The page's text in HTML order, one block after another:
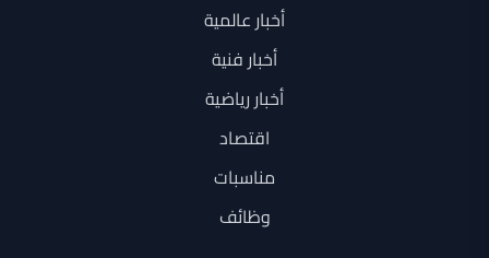
أخبار عالمية
أخبار فنية
أخبار رياضية
اقتصاد
مناسبات
وظائف